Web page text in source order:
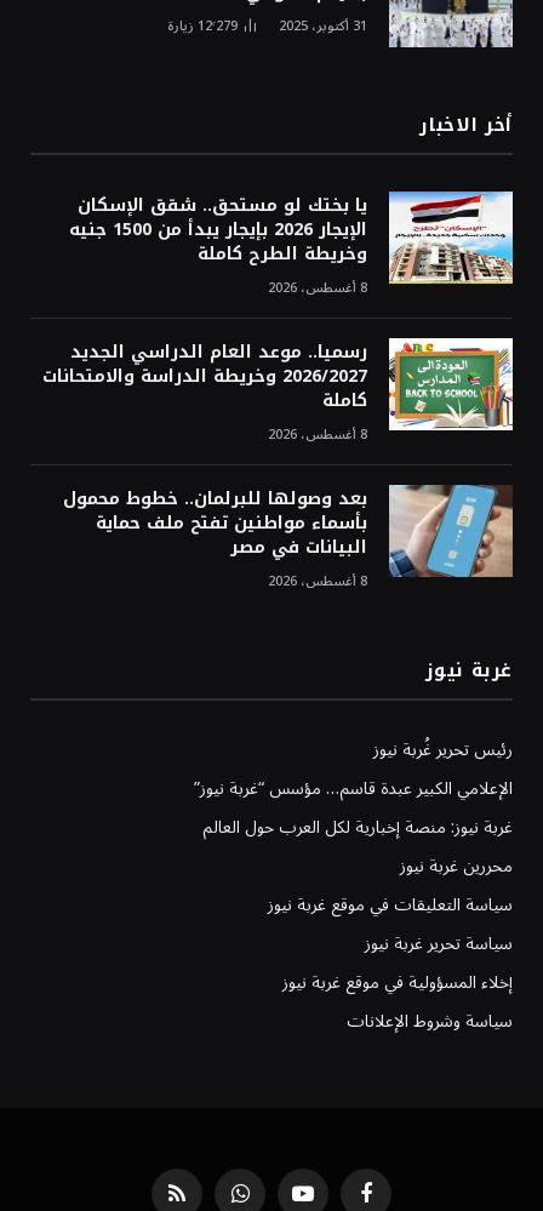
31 أكتوبر، 2025 12٬279 زيارة
أخر الاخبار
يا بختك لو مستحق.. شقق الإسكان
الإيجار 2026 بإيجار يبدأ من 1500 جنيه
وخريطة الطرح كاملة
8 أغسطس، 2026
رسميا.. موعد العام الدراسي الجديد
2026/2027 وخريطة الدراسة والامتحانات
كاملة
8 أغسطس، 2026
بعد وصولها للبرلمان.. خطوط محمول
بأسماء مواطنين تفتح ملف حماية
البيانات في مصر
8 أغسطس، 2026
غربة نيوز
رئيس تحرير غُربة نيوز
الإعلامي الكبير عبدة قاسم… مؤسس “غربة نيوز”
غربة نيوز: منصة إخبارية لكل العرب حول العالم
محررين غربة نيوز
سياسة التعليقات في موقع غربة نيوز
سياسة تحرير غربة نيوز
إخلاء المسؤولية في موقع غربة نيوز
سياسة وشروط الإعلانات
فيسبوك يوتيوب واتساب RSS